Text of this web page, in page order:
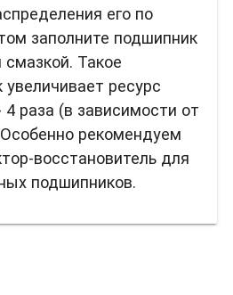
его по
заполните подшипник
смазкой. Такое
ресурс
раза (в зависимости от
рекомендуем
восстановитель для
подшипников.